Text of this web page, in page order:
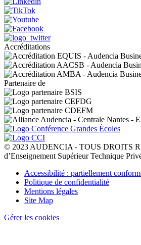
Accréditations
Partenaire de
© 2023 AUDENCIA - TOUS DROITS
d’Enseignement Supérieur Technique
Pied
page
Accessibilité : partiellement
Politique de confidentialité
Mentions légales
Site Map
Gérer les cookies